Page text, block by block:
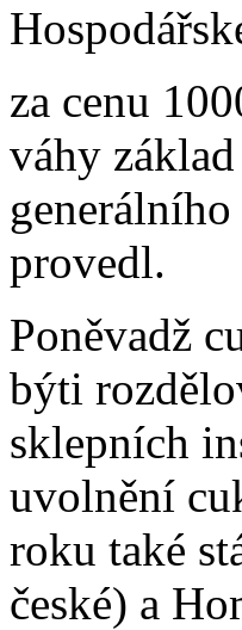
za cenu
váhy
provedl.
Poněvadž
býti
sklepních
uvolnění
roku také
české) a